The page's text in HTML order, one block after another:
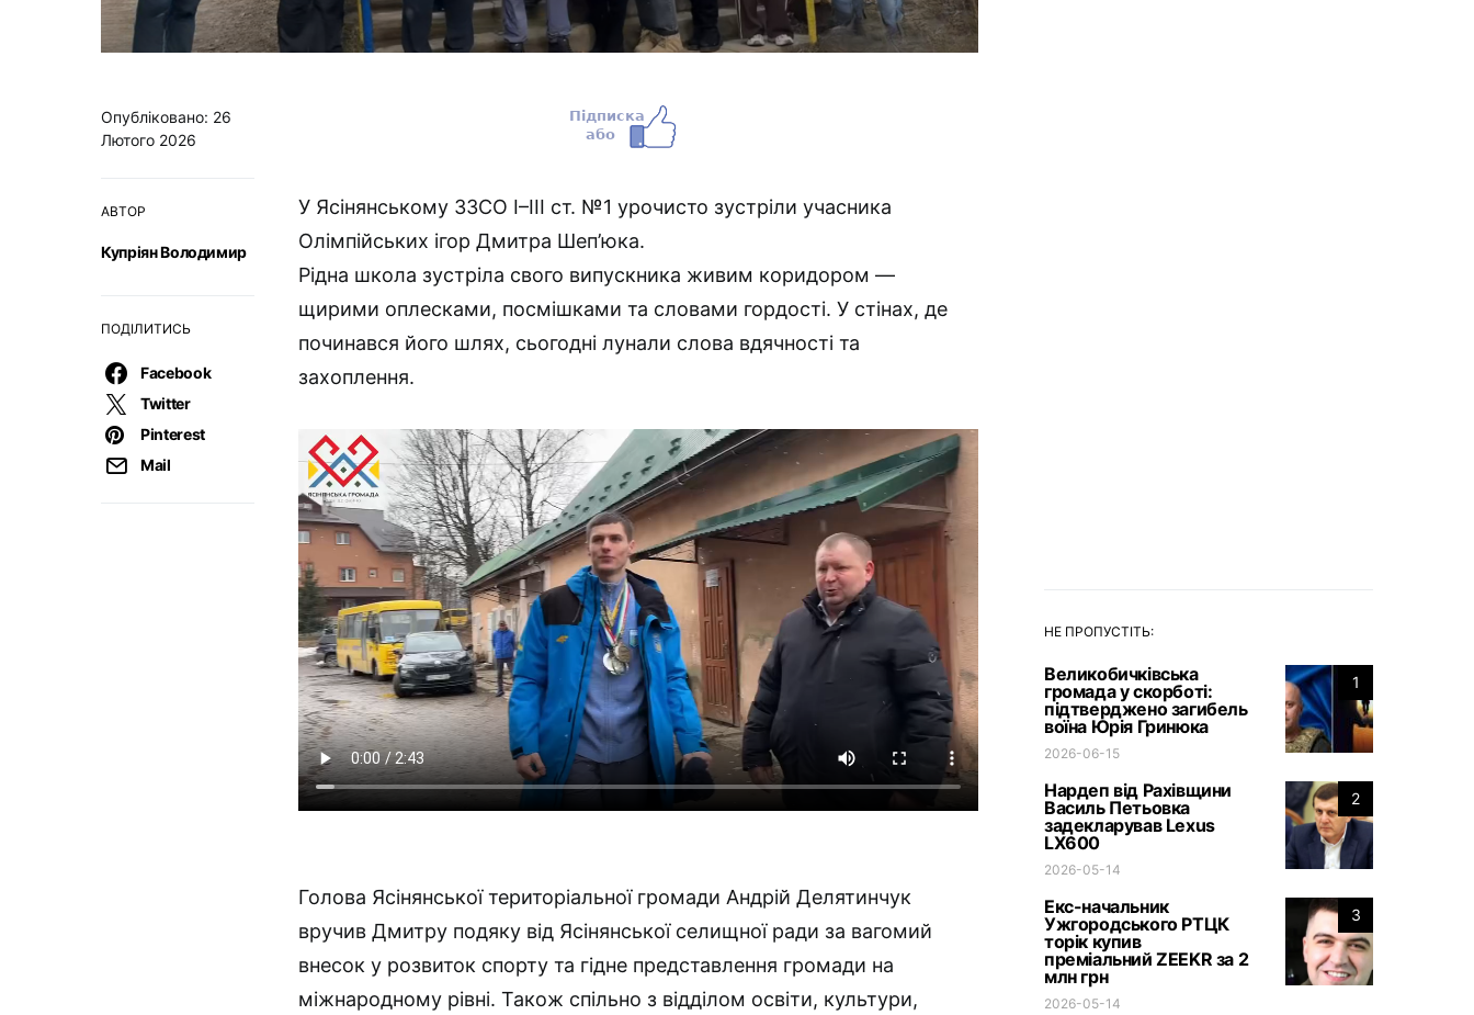
Опубліковано: 26
Лютого 2026
АВТОР
Купріян Володимир
ПОДІЛИТИСЬ
Facebook
Twitter
Pinterest
Mail
У Ясінянському ЗЗСО І–ІІІ ст. №1 урочисто зустріли учасника
Олімпійських ігор Дмитра Шеп’юка.
Рідна школа зустріла свого випускника живим коридором —
щирими оплесками, посмішками та словами гордості. У стінах, де
починався його шлях, сьогодні лунали слова вдячності та
захоплення.
Голова Ясінянської територіальної громади Андрій Делятинчук
вручив Дмитру подяку від Ясінянської селищної ради за вагомий
внесок у розвиток спорту та гідне представлення громади на
міжнародному рівні. Також спільно з відділом освіти, культури,
НЕ ПРОПУСТІТЬ:
1
Великобичківська
громада у скорботі:
підтверджено загибель
воїна Юрія Гринюка
2026-06-15
2
Нардеп від Рахівщини
Василь Петьовка
задекларував Lexus
LX600
2026-05-14
3
Екс-начальник
Ужгородського РТЦК
торік купив
преміальний ZEEKR за 2
млн грн
2026-05-14